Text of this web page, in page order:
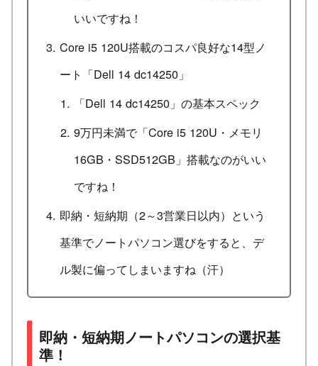
いいですね！
Core i5 120U搭載のコスパ良好な14型ノ
ート「Dell 14 dc14250」
「Dell 14 dc14250」の基本スペック
9万円未満で「Core i5 120U・メモリ
16GB・SSD512GB」搭載なのがいい
ですね！
即納・短納期（2～3営業日以内）という
基準でノートパソコン選びをすると、デ
ル製に偏ってしまいますね（汗）
即納・短納期ノートパソコンの選択基
準！